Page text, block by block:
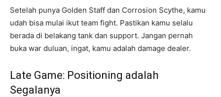
Setelah punya Golden Staff dan Corrosion Scythe, kamu
udah bisa mulai ikut team fight. Pastikan kamu selalu
berada di belakang tank dan support. Jangan pernah
buka war duluan, ingat, kamu adalah damage dealer.
Late Game: Positioning adalah
Segalanya